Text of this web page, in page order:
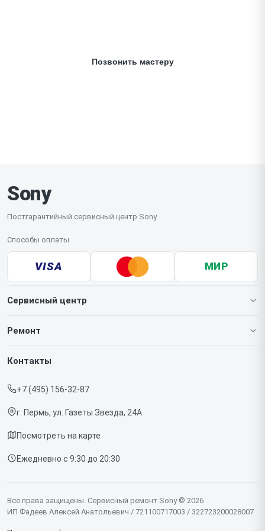
Позвонить мастеру
Sony
Постгарантийный сервисный центр Sony
Способы оплаты
VISA МИР
Сервисный центр
О нашем сервисе
Срочный ремонт
Доставка и способы оплаты
Диагностика
Контакты
Ремонт
Игровых приставок
Саундбаров
Контакты
+7 (495) 156-32-87
г. Пермь, ул. Газеты Звезда, 24А
Посмотреть на карте
Ежедневно с 9:30 до 20:30
Все права защищены. Сервисный ремонт Sony © 2026
ИП Фадеев Алексей Анатольевич / 721100717003 / 322723200028007